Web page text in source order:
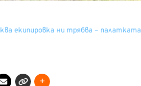
екипировка ни трябва – палатката